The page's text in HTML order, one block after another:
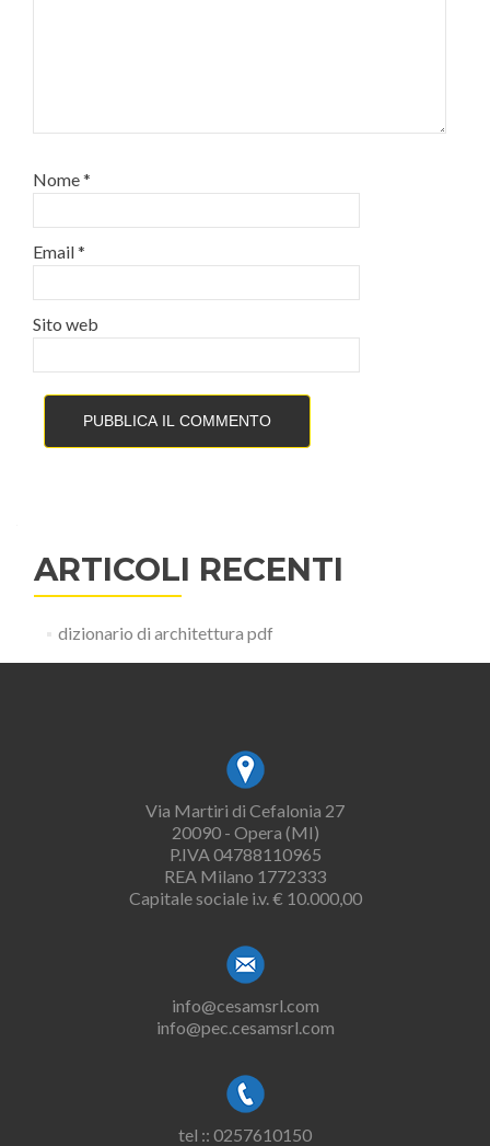
Nome*
Email*
Sito web
ARTICOLI RECENTI
dizionario di architettura pdf
Via Martiri di Cefalonia 27
20090 - Opera (MI)
P.IVA 04788110965
REA Milano 1772333
Capitale sociale i.v. € 10.000,00
info@cesamsrl.com
info@pec.cesamsrl.com
tel :: 0257610150